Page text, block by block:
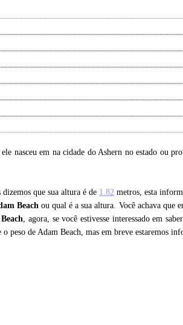
nasceu em na cidade do Ashern no estado ou
que sua altura é de 1.82 metros, esta
Beachou qual é a sua altura. Você achava que
, agora, se você estivesse interessado em
peso de Adam Beach, mas em breve estaremos